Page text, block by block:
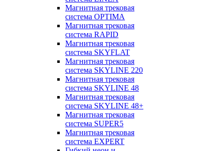
Магнитная трековая
система OPTIMA
Магнитная трековая
система RAPID
Магнитная трековая
система SKYFLAT
Магнитная трековая
система SKYLINE 220
Магнитная трековая
система SKYLINE 48
Магнитная трековая
система SKYLINE 48+
Магнитная трековая
система SUPER5
Магнитная трековая
система EXPERT